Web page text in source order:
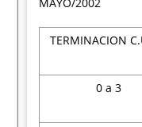
TERMINACION
0 a 3